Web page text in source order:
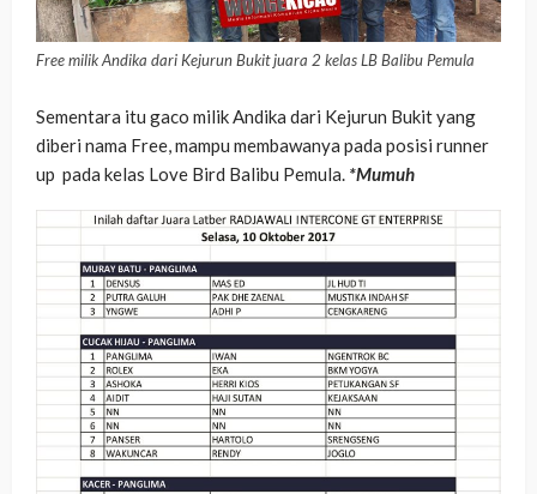
Free milik Andika dari Kejurun Bukit juara 2 kelas LB Balibu Pemula
Sementara itu gaco milik Andika dari Kejurun Bukit yang
diberi nama Free, mampu membawanya pada posisi runner
up pada kelas Love Bird Balibu Pemula. *Mumuh